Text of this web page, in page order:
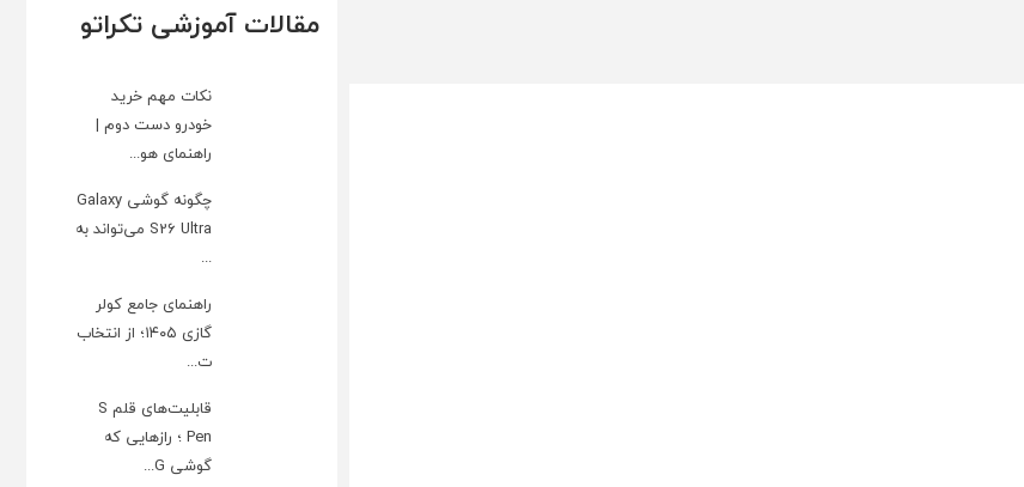
مقالات آموزشی تکراتو
نکات مهم خرید
خودرو دست دوم |
راهنمای هو...
چگونه گوشی Galaxy
S26 Ultra می‌تواند به
...
راهنمای جامع کولر
گازی ۱۴۰۵؛ از انتخاب
ت...
قابلیت‌های قلم S
Pen ؛ رازهایی که
گوشی G...